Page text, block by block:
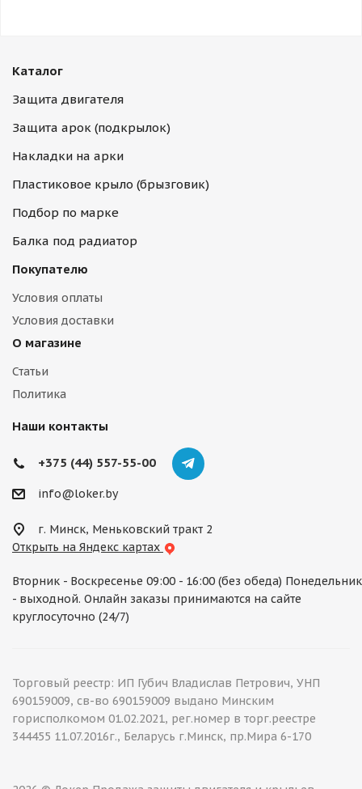
Каталог
Защита двигателя
Защита арок (подкрылок)
Накладки на арки
Пластиковое крыло (брызговик)
Подбор по марке
Балка под радиатор
Покупателю
Условия оплаты
Условия доставки
О магазине
Статьи
Политика
Наши контакты
+375 (44) 557-55-00
info@loker.by
г. Минск, Меньковский тракт 2
Открыть на Яндекс картах
Вторник - Воскресенье 09:00 - 16:00 (без обеда) Понедельник
- выходной. Онлайн заказы принимаются на сайте
круглосуточно (24/7)
Торговый реестр: ИП Губич Владислав Петрович, УНП
690159009, св-во 690159009 выдано Минским
горисполкомом 01.02.2021, рег.номер в торг.реестре
344455 11.07.2016г., Беларусь г.Минск, пр.Мира 6-170